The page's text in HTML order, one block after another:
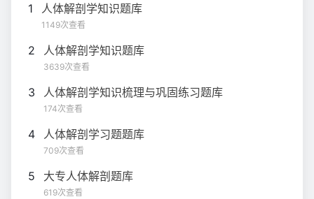
1 人体解剖学知识题库
1149次查看
2 人体解剖学知识题库
3639次查看
3 人体解剖学知识梳理与巩固练习题库
174次查看
4 人体解剖学习题题库
709次查看
5 大专人体解剖题库
619次查看